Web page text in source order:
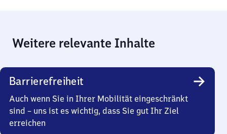
Weitere relevante Inhalte
Barrierefreiheit
Auch wenn Sie in Ihrer Mobilität eingeschränkt
sind – uns ist es wichtig, dass Sie gut Ihr Ziel
erreichen